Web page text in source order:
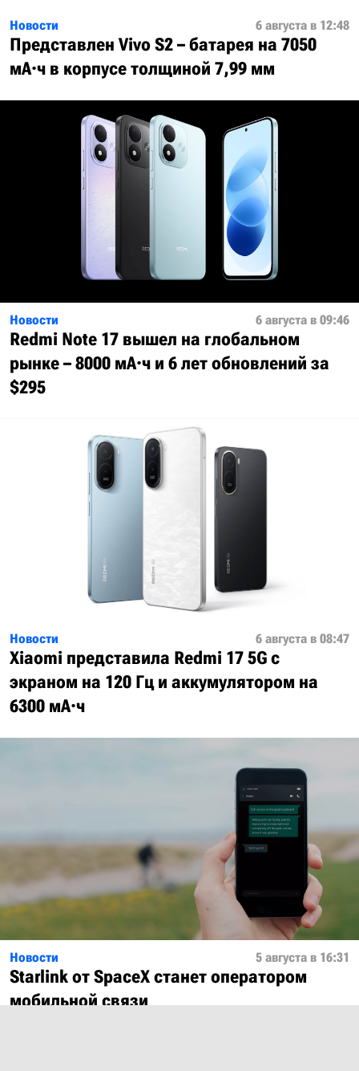
Новости 6 августа в 12:48
Представлен Vivo S2 – батарея на 7050
мА·ч в корпусе толщиной 7,99 мм
Новости 6 августа в 09:46
Redmi Note 17 вышел на глобальном
рынке – 8000 мА·ч и 6 лет обновлений за
$295
Новости 6 августа в 08:47
Xiaomi представила Redmi 17 5G с
экраном на 120 Гц и аккумулятором на
6300 мА·ч
Новости 5 августа в 16:31
Starlink от SpaceX станет оператором
мобильной связи